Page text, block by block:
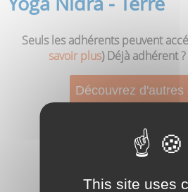
Seuls les adhérents peuvent
savoir plus) Déjà adhérent ?
This site uses